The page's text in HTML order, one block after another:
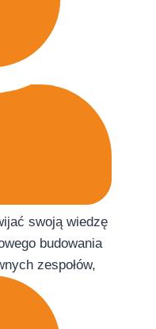
swoją wiedzę
budowania
zespołów,